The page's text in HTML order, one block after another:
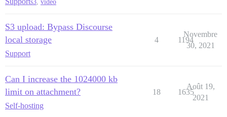
s3 video
S3 upload: Bypass Discourse
local storage
Support
4 1194
Novembre
30, 2021
Can I increase the 1024000 kb
limit on attachment?
Self-hosting
18 1635
Août 19,
2021